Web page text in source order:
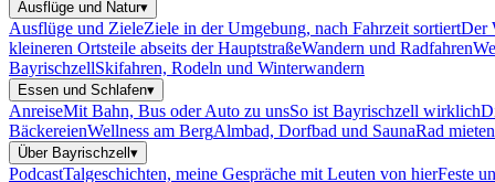
Ausflüge und Natur▾
Ausflüge und ZieleZiele in der Umgebung, nach Fahrzeit sortiertDer
kleineren Ortsteile abseits der HauptstraßeWandern und Radfahren
BayrischzellSkifahren, Rodeln und Winterwandern
Essen und Schlafen▾
AnreiseMit Bahn, Bus oder Auto zu unsSo ist Bayrischzell wirklich
BäckereienWellness am BergAlmbad, Dorfbad und SaunaRad mieten
Über Bayrischzell ▾
PodcastTalgeschichten, meine Gespräche mit Leuten von hierFeste